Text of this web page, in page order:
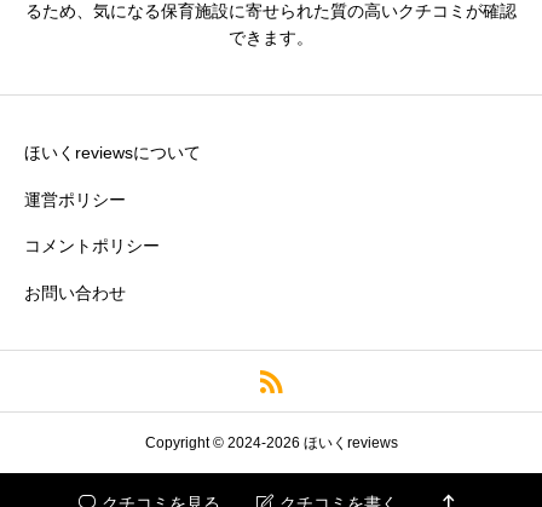
残業・持ち帰り仕事の少なさ
クチコミのタイトル
※園の評価がわかりやすいタイトルがおすすめです。
クチコミ内容 必須
るため、気になる保育施設に寄せられた質の高いクチコミが確認
できます。
ほいくreviewsについて
運営ポリシー
コメントポリシー
お問い合わせ
Copyright © 2024-2026 ほいくreviews
 